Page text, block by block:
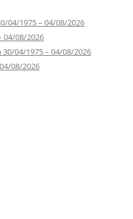
04/1975 – 04/08/2026
04/08/2026
30/04/1975 – 04/08/2026
08/2026